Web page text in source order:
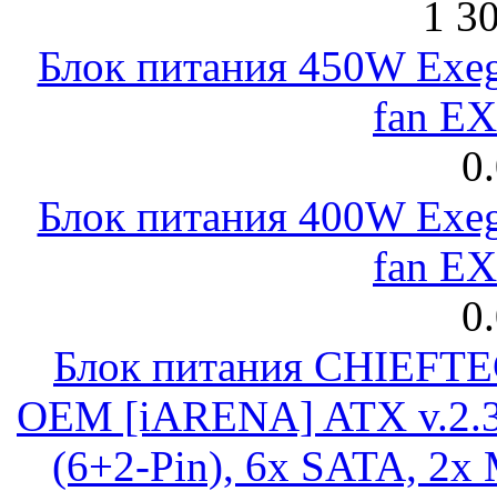
1
Блок питания 450W
fan
Блок питания 400W
fan
Блок питания
OEM [iARENA] ATX
(6+2-Pin), 6x SATA, 2x